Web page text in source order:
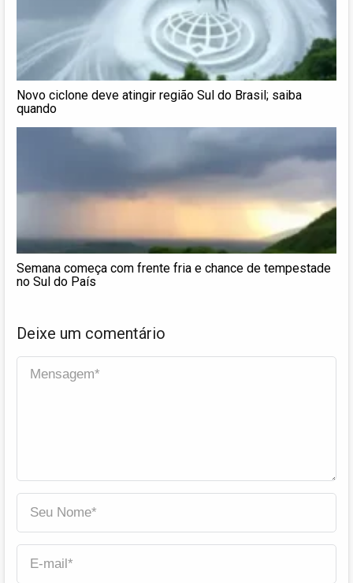
Novo ciclone deve atingir região Sul do Brasil; saiba
quando
Semana começa com frente fria e chance de tempestade
no Sul do País
Deixe um comentário